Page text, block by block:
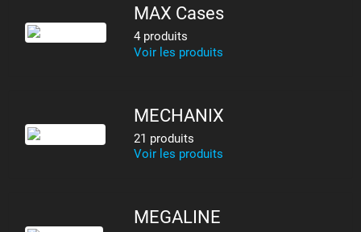
MAX Cases
4 produits
Voir les produits
MECHANIX
21 produits
Voir les produits
MEGALINE